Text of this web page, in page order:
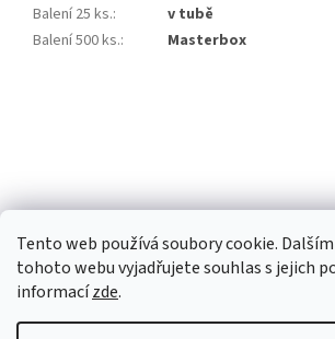
Tento web používá soubory cookie.
tohoto webu vyjadřujete souhlas s jejich
informacízde.
Balení 25 ks.:
v tubě
Balení 500 ks.: Masterbox
t
Vytvořil Shoptet